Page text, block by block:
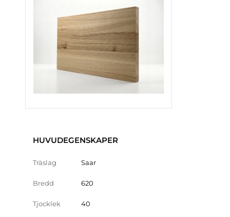
HUVUDEGENSKAPER
Träslag Saar
Bredd 620
Tjocklek 40